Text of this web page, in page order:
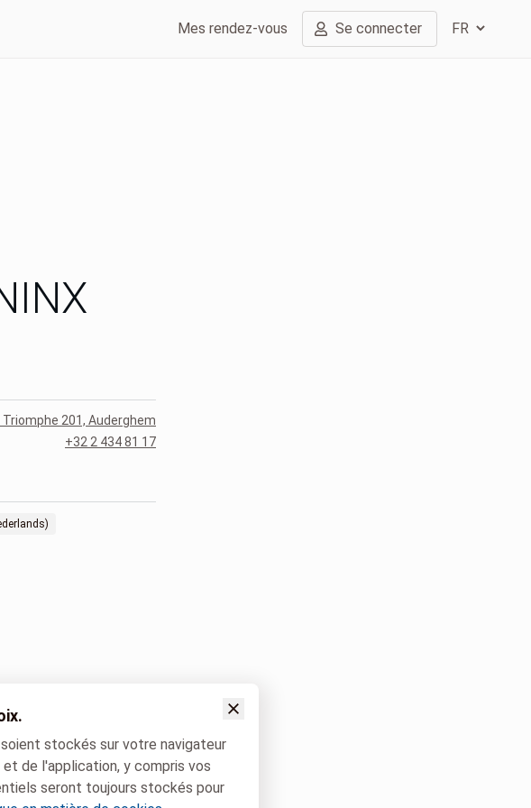
Mes rendez-vous Se connecter
Triomphe 201, Auderghem
+32 2 434 81 17
stockés sur votre navigateur
de l'application, y compris vos
seront toujours stockés pour